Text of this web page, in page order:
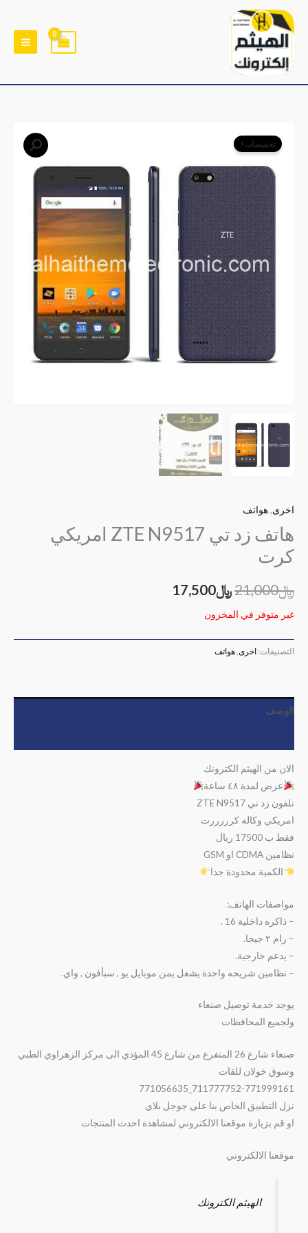
تخطي
المحتوى
تخفيضات!
اخرى,هواتف
هاتف زد تي ZTE N9517 امريكي
كرت
﷼21,000
الأصلي
هو:
﷼21,000.
﷼17,500
الحالي
غير متوفر في المخزون
التصنيفات: اخرى,هواتف
الوصف
الان من الهيثم الكترونك
عرض لمدة ٤٨ ساعة
تلفون زد تي ZTE N9517
امريكي وكاله كرررررت
فقط ب 17500 ريال
نظامين CDMA او GSM
الكمية محدودة جدا
مواصفات الهاتف:
– ذاكره داخلية 16 .
– رام ٢ جيجا.
– يدعم خارجية.
– نظامين شريحه واحدة يشغل يمن موبايل يو , سبأفون , واي.
يوجد خدمة توصيل صنعاء
ولجميع المحافظات
صنعاء شارع 26 المتفرع من شارع 45 المؤدي الى مركز الزهراوي الطبي
وسوق خولان للقات
711777752-771999161_771056635
نزل التطبيق الخاص بنا على جوجل بلاي
او قم بزيارة موقعنا الالكتروني لمشاهدة احدث المنتجات
موقعنا الالكتروني
الهيثم الكترونك